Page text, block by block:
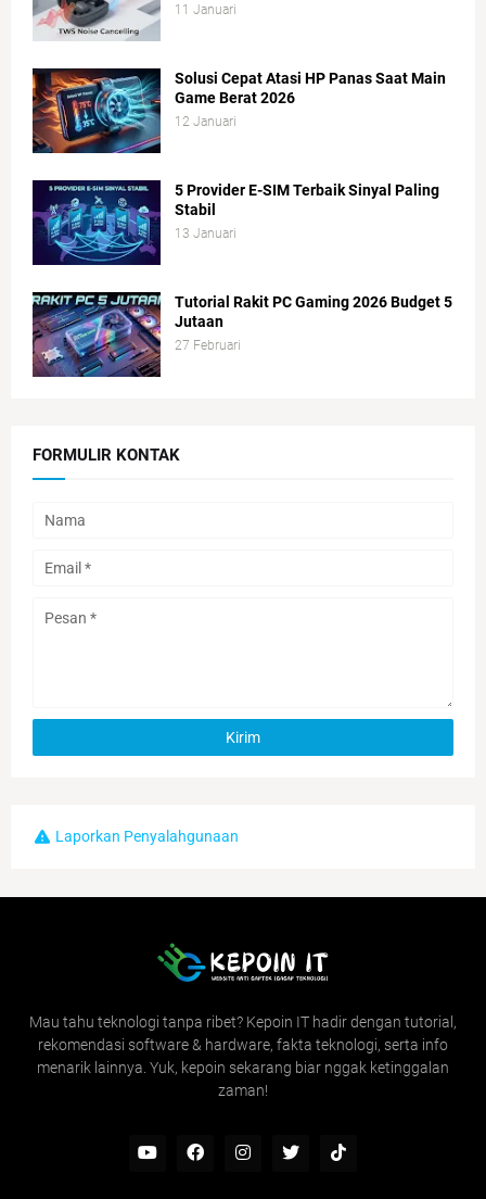
11 Januari
Solusi Cepat Atasi HP Panas Saat Main
Game Berat 2026
12 Januari
5 Provider E-SIM Terbaik Sinyal Paling
Stabil
13 Januari
Tutorial Rakit PC Gaming 2026 Budget 5
Jutaan
27 Februari
FORMULIR KONTAK
Laporkan Penyalahgunaan
Mau tahu teknologi tanpa ribet? Kepoin IT hadir dengan tutorial,
rekomendasi software & hardware, fakta teknologi, serta info
menarik lainnya. Yuk, kepoin sekarang biar nggak ketinggalan
zaman!